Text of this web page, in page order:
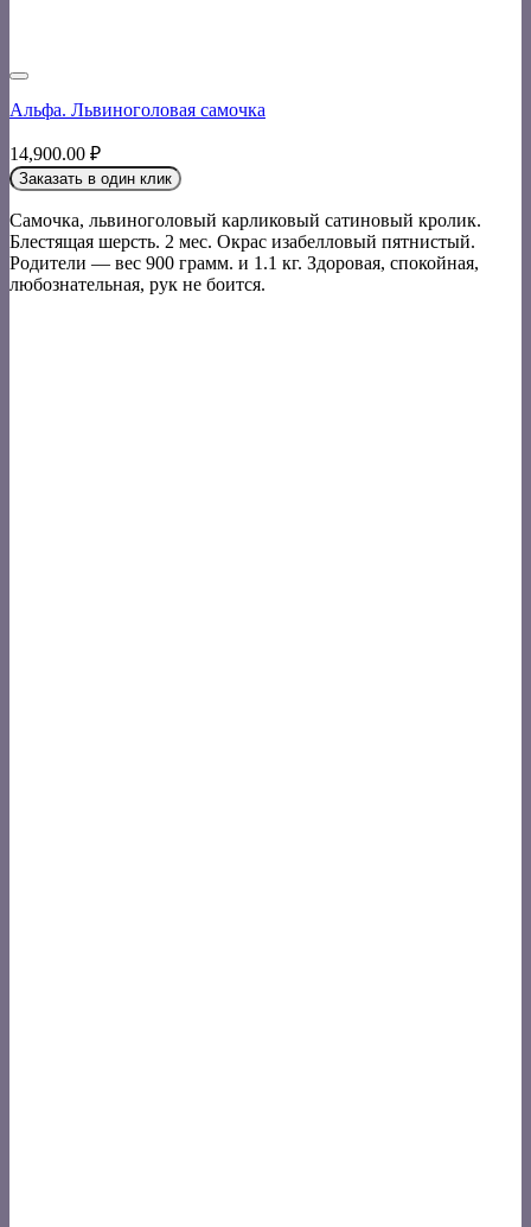
Альфа. Львиноголовая самочка
14,900.00 ₽
Заказать в один клик
Самочка, львиноголовый карликовый сатиновый кролик.
Блестящая шерсть. 2 мес. Окрас изабелловый пятнистый.
Родители — вес 900 грамм. и 1.1 кг. Здоровая, спокойная,
любознательная, рук не боится.